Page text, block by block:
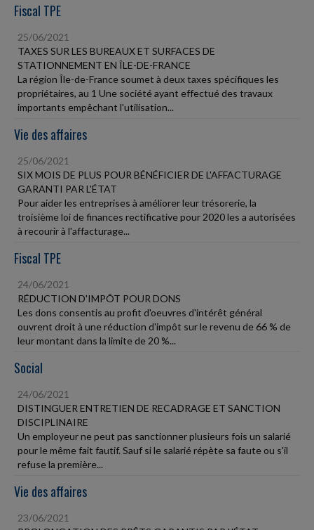
Fiscal TPE
25/06/2021
TAXES SUR LES BUREAUX ET SURFACES DE
STATIONNEMENT EN ÎLE-DE-FRANCE
La région Île-de-France soumet à deux taxes spécifiques les
propriétaires, au 1 Une société ayant effectué des travaux
importants empêchant l'utilisation...
Vie des affaires
25/06/2021
SIX MOIS DE PLUS POUR BÉNÉFICIER DE L'AFFACTURAGE
GARANTI PAR L'ÉTAT
Pour aider les entreprises à améliorer leur trésorerie, la
troisième loi de finances rectificative pour 2020 les a autorisées
à recourir à l'affacturage...
Fiscal TPE
24/06/2021
RÉDUCTION D'IMPÔT POUR DONS
Les dons consentis au profit d'oeuvres d'intérêt général
ouvrent droit à une réduction d'impôt sur le revenu de 66 % de
leur montant dans la limite de 20 %...
Social
24/06/2021
DISTINGUER ENTRETIEN DE RECADRAGE ET SANCTION
DISCIPLINAIRE
Un employeur ne peut pas sanctionner plusieurs fois un salarié
pour le même fait fautif. Sauf si le salarié répète sa faute ou s'il
refuse la première...
Vie des affaires
23/06/2021